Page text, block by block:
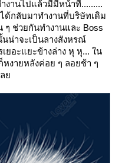
งานไปแล้วมีมีหน้าที่.........
ด้กลับมาทำงานที่บริษัทเดิม
ๆ ช่วยกันทำงานและ Boss
น่าจะเป็นลางสังหรณ์
ยอะแยะข้างล่าง หุ หุ... ใน
หงายหลังค่อย ๆ ลอยช้า ๆ
ล